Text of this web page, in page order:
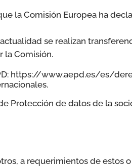
la Comisión Europea ha
se realizan
la Comisión.
https://www.aepd.es/es/
Protección de datos de la
a requerimientos de estos